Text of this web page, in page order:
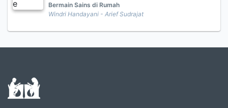
Bermain Sains di Rumah
Windri Handayani - Arief Sudrajat